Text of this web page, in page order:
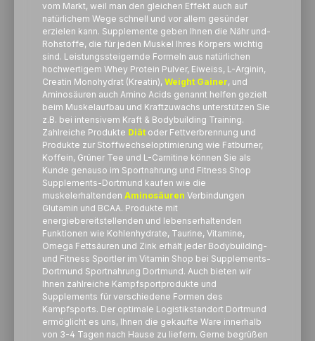
vom Markt, weil man den gleichen Effekt auch auf
natürlichem Wege schnell und vor allem gesünder
erzielen kann. Supplemente geben Ihnen die Nähr und-
Rohstoffe, die für jeden Muskel Ihres Körpers wichtig
sind. Leistungssteigernde Formeln aus natürlichen
hochwertigem Whey Protein Pulver, Eiweiss, L-Arginin,
Creatin Monohydrat (Kreatin), Weight Gainer, und
Aminosäuren auch Amino Acids genannt helfen gezielt
beim Muskelaufbau und Kraftzuwachs unterstützen Sie
z.B. bei intensivem Kraft & Bodybuilding Training.
Zahlreiche Produkte Diät oder Fettverbrennung und
Produkte zur Stoffwechseloptimierung wie Fatburner,
Koffein, Grüner Tee und L-Carnitine können Sie als
Kunde genauso im Sportnahrung und Fitness Shop
Supplements-Dortmund kaufen wie die
muskelerhaltenden Aminosäuren Verbindungen
Glutamin und BCAA. Produkte mit
energiebereitstellenden und lebenserhaltenden
Funktionen wie Kohlenhydrate, Taurine, Vitamine,
Omega Fettsäuren und Zink erhält jeder Bodybuilding-
und Fitness Sportler im Vitamin Shop bei Supplements-
Dortmund Sportnahrung Dortmund. Auch bieten wir
Ihnen zahlreiche Kampfsportprodukte und
Supplements für verschiedene Formen des
Kampfsports. Der optimale Logistikstandort Dortmund
ermöglicht es uns, Ihnen die gekaufte Ware innerhalb
von 3-4 Tagen nach Hause zu liefern. Gerne begrüßen